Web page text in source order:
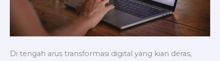
Di tengah arus transformasi digital yang kian deras,